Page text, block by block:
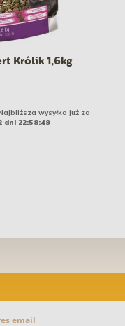
Królik 1,6kg
wysyłka już za
dni 22:58:48